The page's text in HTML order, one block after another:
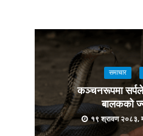
समाचार
कञ्चनरूपमा सर्पले
बालकको
१९ श्रावण २०८३,